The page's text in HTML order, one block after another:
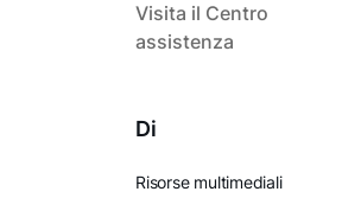
Visita il Centro
assistenza
Di
Risorse multimediali